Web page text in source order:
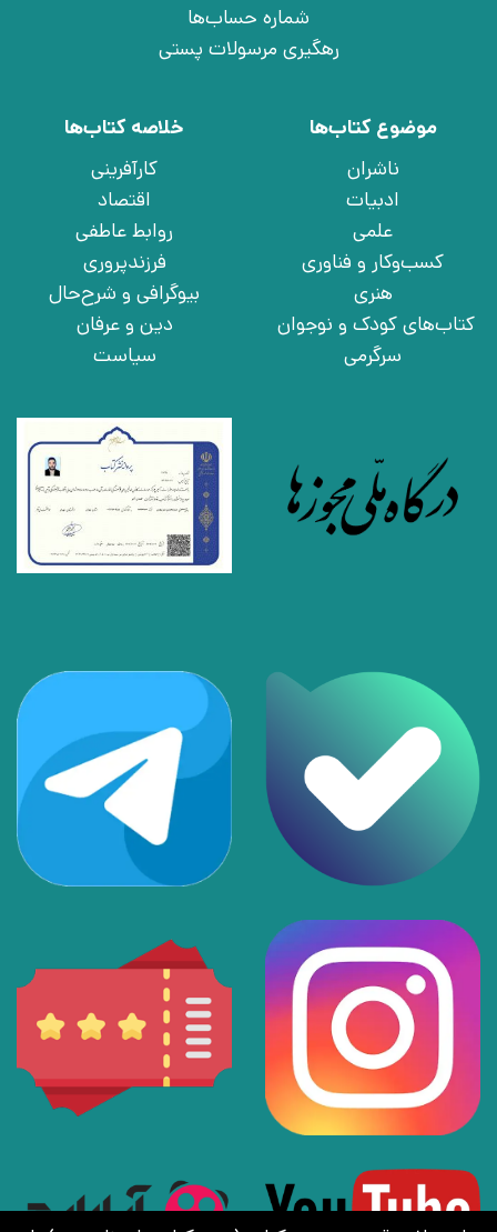
شماره حساب‌ها
رهگیری مرسولات پستی
موضوع کتاب‌ها
ناشران
ادبیات
علمی
کسب‌وکار و فناوری
هنری
کتاب‌های کودک و نوجوان
سرگرمی
خلاصه کتاب‌ها
کارآفرینی
اقتصاد
روابط عاطفی
فرزندپروری
بیوگرافی و شرح‌حال
دین و عرفان
سیاست